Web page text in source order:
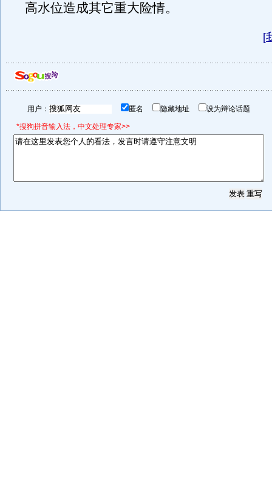
高水位造成其它重大险情。
[
用户： 匿名 隐藏地址 设为辩论话题
*搜狗拼音输入法，中文处理专家>>